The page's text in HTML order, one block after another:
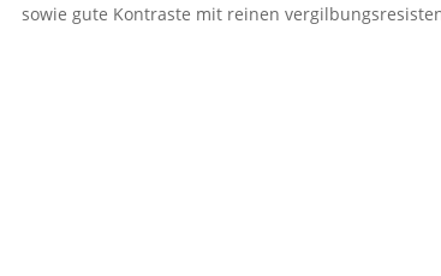
sowie gute Kontraste mit reinen